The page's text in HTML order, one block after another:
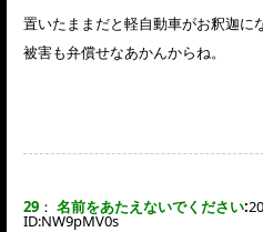
置いたままだと軽自動車がお釈迦に
被害も弁償せなあかんからね。
29 ： 名前をあたえないでください:
ID:NW9pMV0s